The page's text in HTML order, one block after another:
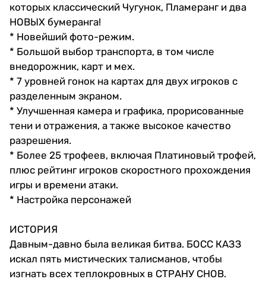
которых классический Чугунок, Пламеранг и два
НОВЫХ бумеранга!
* Новейший фото-режим.
* Большой выбор транспорта, в том числе
внедорожник, карт и мех.
* 7 уровней гонок на картах для двух игроков с
разделенным экраном.
* Улучшенная камера и графика, прорисованные
тени и отражения, а также высокое качество
разрешения.
* Более 25 трофеев, включая Платиновый трофей,
плюс рейтинг игроков скоростного прохождения
игры и времени атаки.
* Настройка персонажей
ИСТОРИЯ
Давным-давно была великая битва. БОСС КАЗЗ
искал пять мистических талисманов, чтобы
изгнать всех теплокровных в СТРАНУ СНОВ.